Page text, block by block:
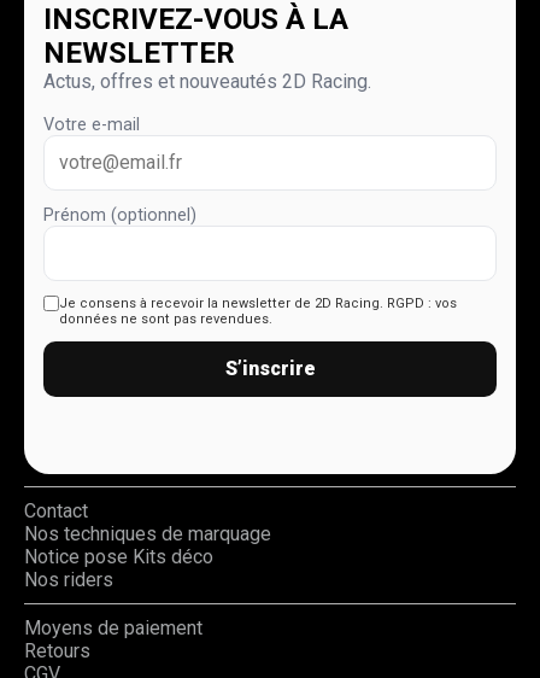
INSCRIVEZ-VOUS À LA
NEWSLETTER
Actus, offres et nouveautés 2D Racing.
Votre e-mail
Prénom (optionnel)
Je consens à recevoir la newsletter de 2D Racing. RGPD : vos
données ne sont pas revendues.
S’inscrire
Contact
Nos techniques de marquage
Notice pose Kits déco
Nos riders
Moyens de paiement
Retours